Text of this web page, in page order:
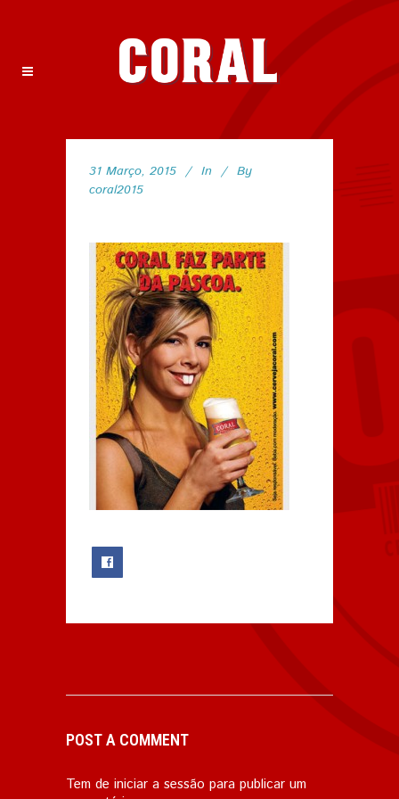
31 Março, 2015 In
By
coral2015
POST A COMMENT
Tem de iniciar a sessão para publicar um